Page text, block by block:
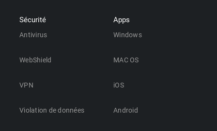
Sécurité
Antivirus
WebShield
VPN
Violation de données
Apps
Windows
MAC OS
iOS
Android